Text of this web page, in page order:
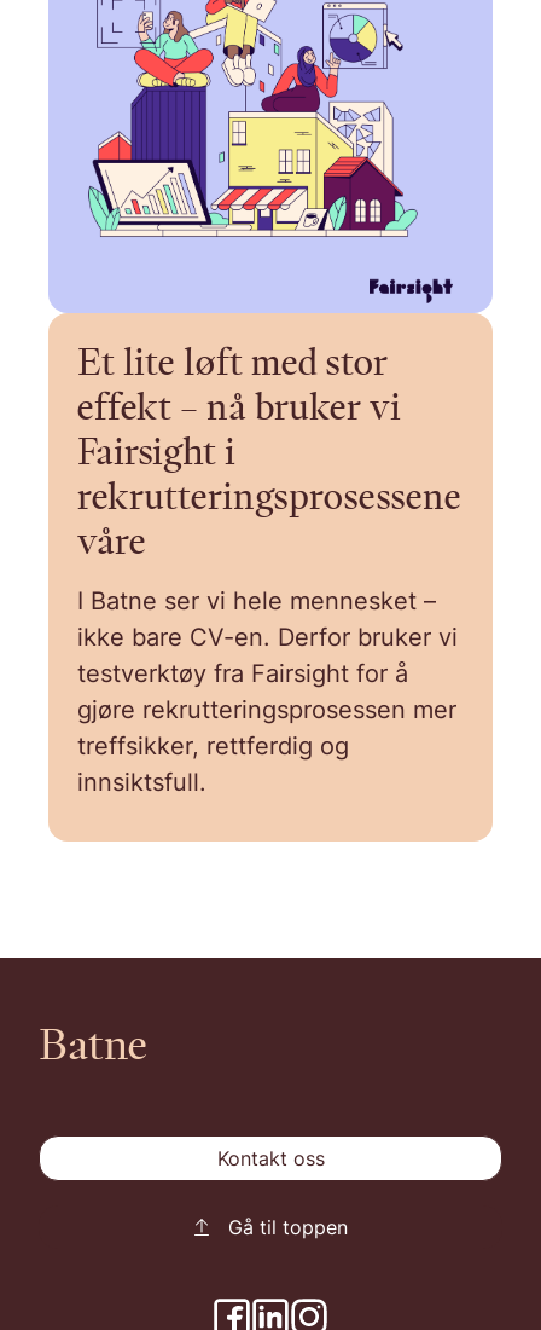
Et lite løft med stor
effekt – nå bruker vi
Fairsight i
rekrutteringsprosessene
våre
I Batne ser vi hele mennesket –
ikke bare CV-en. Derfor bruker vi
testverktøy fra Fairsight for å
gjøre rekrutteringsprosessen mer
treffsikker, rettferdig og
innsiktsfull.
Batne
Kontakt oss
Gå til toppen